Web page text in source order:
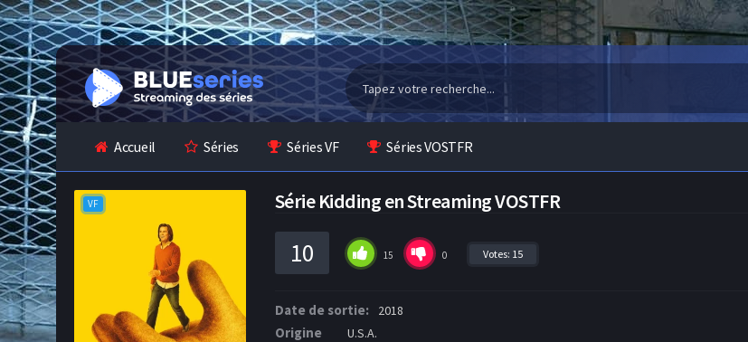
Accueil Séries Séries VF Séries VOSTFR
VF Série Kidding en Streaming VOSTFR
10 15 0 Votes: 15
Date de sortie: 2018
Origine U.S.A.